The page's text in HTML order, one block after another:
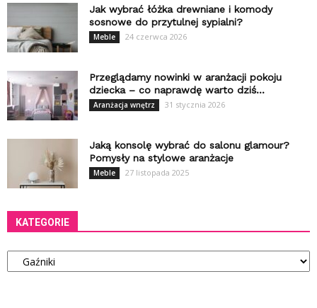
Jak wybrać łóżka drewniane i komody
sosnowe do przytulnej sypialni?
Meble 24 czerwca 2026
Przeglądamy nowinki w aranżacji pokoju
dziecka – co naprawdę warto dziś...
Aranżacja wnętrz 31 stycznia 2026
Jaką konsolę wybrać do salonu glamour?
Pomysły na stylowe aranżacje
Meble 27 listopada 2025
KATEGORIE
Kategorie